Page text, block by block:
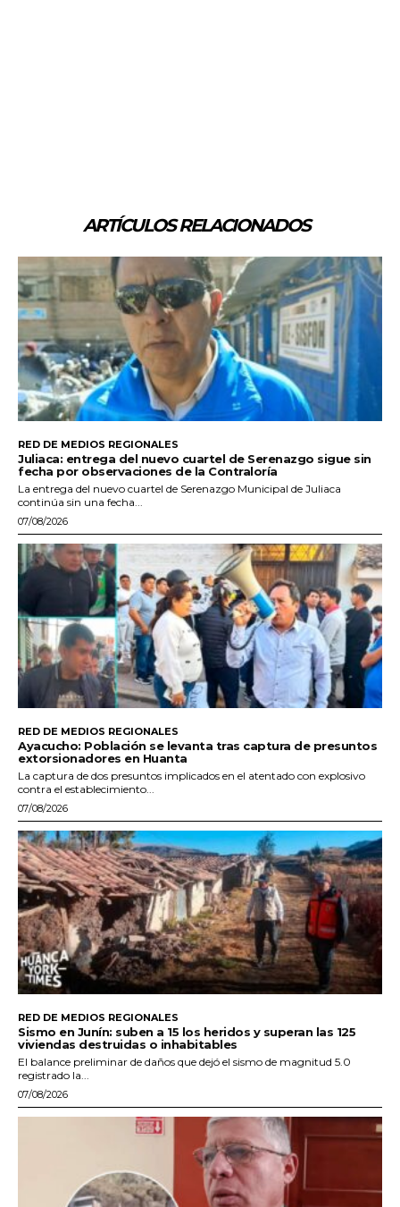
ARTÍCULOS RELACIONADOS
RED DE MEDIOS REGIONALES
Juliaca: entrega del nuevo cuartel de Serenazgo sigue sin
fecha por observaciones de la Contraloría
La entrega del nuevo cuartel de Serenazgo Municipal de Juliaca
continúa sin una fecha...
07/08/2026
RED DE MEDIOS REGIONALES
Ayacucho: Población se levanta tras captura de presuntos
extorsionadores en Huanta
La captura de dos presuntos implicados en el atentado con explosivo
contra el establecimiento...
07/08/2026
RED DE MEDIOS REGIONALES
Sismo en Junín: suben a 15 los heridos y superan las 125
viviendas destruidas o inhabitables
El balance preliminar de daños que dejó el sismo de magnitud 5.0
registrado la...
07/08/2026